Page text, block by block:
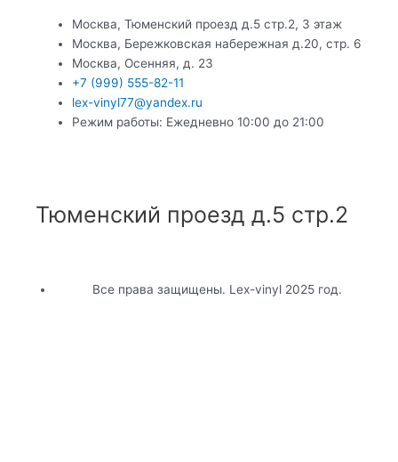
Москва, Тюменский проезд д.5 стр.2, 3 этаж
Москва, Бережковская набережная д.20, стр. 6
Москва, Осенняя, д. 23
+7 (999) 555-82-11
lex-vinyl77@yandex.ru
Режим работы: Ежедневно 10:00 до 21:00
Тюменский проезд д.5 стр.2
Все права защищены. Lex-vinyl 2025 год.